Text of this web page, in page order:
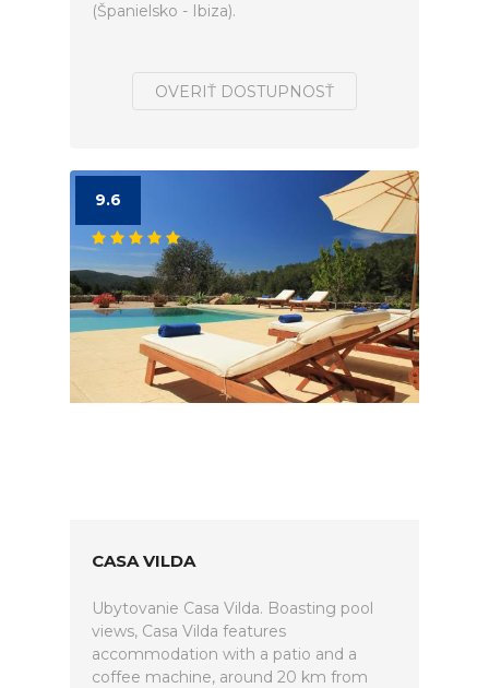
(Španielsko - Ibiza).
OVERIŤ DOSTUPNOSŤ
9.6
CASA VILDA
Ubytovanie Casa Vilda. Boasting pool
views, Casa Vilda features
accommodation with a patio and a
coffee machine, around 20 km from